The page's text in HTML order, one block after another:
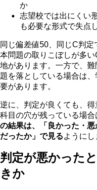
か
志望校では出にくい
も必要な形式で失点
同じ偏差値50、同じC判
本問題の取りこぼしが多
地があります。一方で、
題を落としている場合は
要があります。
逆に、判定が良くても、
科目の穴が残っている場合
の結果は、「良かった・
だったか」で見るようにし
判定が悪かった
きか